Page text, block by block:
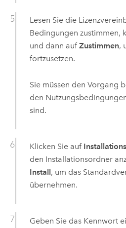
Lesen Sie die
Bedingungen zustimmen,
und dann auf Zustimmen,
fortzusetzen.
Sie müssen den Vorgang
den
sind.
Klicken Sie auf
den Installationsordner
Install, um das
übernehmen.
Geben Sie das Kennwort